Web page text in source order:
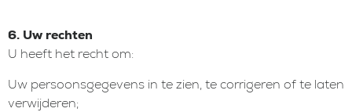
6. Uw rechten
U heeft het recht om:
Uw persoonsgegevens in te zien, te corrigeren of te laten
verwijderen;